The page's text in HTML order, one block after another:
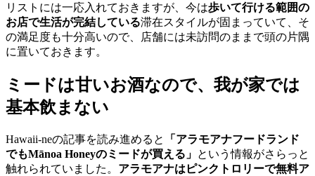
リストには一応入れておきますが、今は歩いて行ける範囲の
お店で生活が完結している滞在スタイルが固まっていて、そ
の満足度も十分高いので、店舗には未訪問のままで頭の片隅
に置いておきます。
ミードは甘いお酒なので、我が家では
基本飲まない
Hawaii-neの記事を読み進めると
「アラモアナフードランド
でもMānoa Honeyのミードが買える」 という情報がさらっと
触れられていました。 アラモアナはピンクトロリーで無料ア